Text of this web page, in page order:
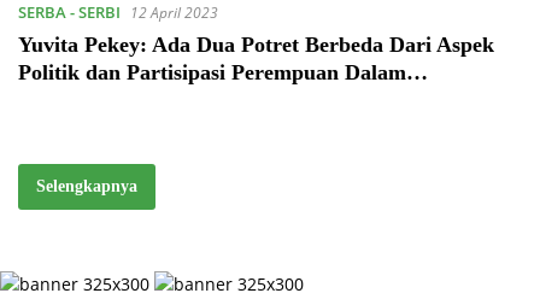
SERBA - SERBI 12 April 2023
Yuvita Pekey: Ada Dua Potret Berbeda Dari Aspek
Politik dan Partisipasi Perempuan Dalam
Selengkapnya